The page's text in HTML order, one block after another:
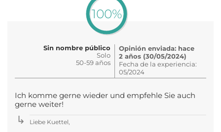
100%
Sin nombre público
Solo
50-59 años
Opinión enviada: hace
2 años (30/05/2024)
Fecha de la experiencia:
05/2024
Ich komme gerne wieder und empfehle Sie auch
gerne weiter!
Liebe Kuettel,